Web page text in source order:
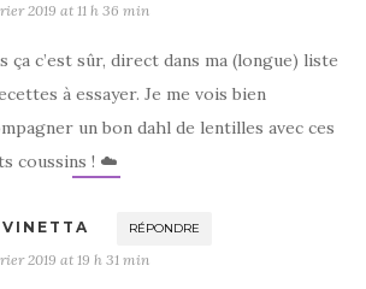
2019 at 11 h 36 min
ça c’est sûr, direct dans ma (longue) liste
à essayer. Je me vois bien
un bon dahl de lentilles avec ces
coussins ! ☁️
RÉPONDRE
2019 at 19 h 31 min